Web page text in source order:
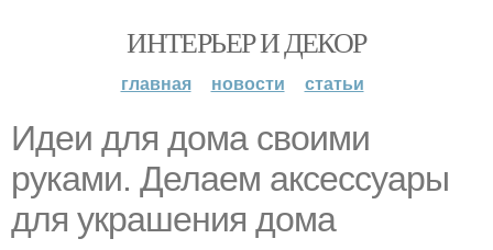
ИНТЕРЬЕР И ДЕКОР
главная новости статьи
Идеи для дома своими
руками. Делаем аксессуары
для украшения дома